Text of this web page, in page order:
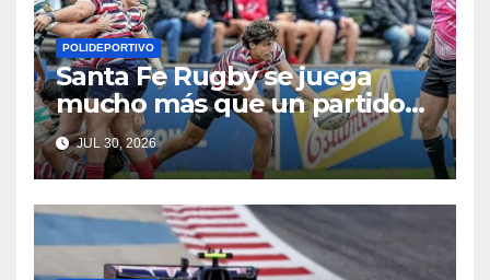
POLIDEPORTIVO
Santa Fe Rugby se juega
mucho más que un partido
en Córdoba
JUL 30, 2026